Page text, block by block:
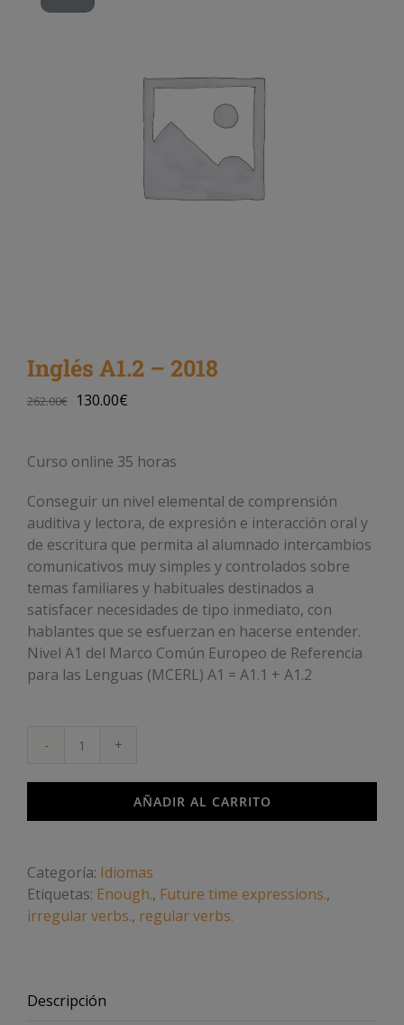
Inglés A1.2 – 2018
262.00€ 130.00€
Curso online 35 horas
Conseguir un nivel elemental de comprensión
auditiva y lectora, de expresión e interacción oral y
de escritura que permita al alumnado intercambios
comunicativos muy simples y controlados sobre
temas familiares y habituales destinados a
satisfacer necesidades de tipo inmediato, con
hablantes que se esfuerzan en hacerse entender.
Nivel A1 del Marco Común Europeo de Referencia
para las Lenguas (MCERL) A1 = A1.1 + A1.2
Inglés
2018
AÑADIR AL CARRITO
Categoría: Idiomas
Etiquetas: Enough., Future time expressions.,
irregular verbs., regular verbs.
Descripción